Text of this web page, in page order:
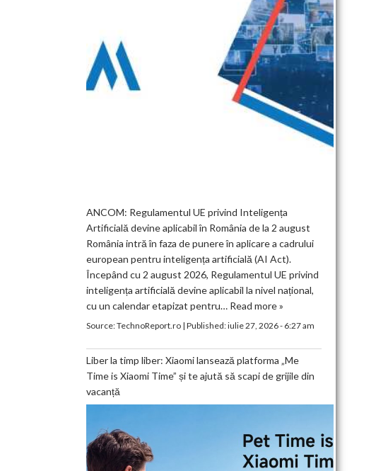
ANCOM: Regulamentul UE privind Inteligența
Artificială devine aplicabil în România de la 2 august
România intră în faza de punere în aplicare a cadrului
european pentru inteligența artificială (AI Act).
Începând cu 2 august 2026, Regulamentul UE privind
inteligența artificială devine aplicabil la nivel național,
cu un calendar etapizat pentru… Read more »
Source:TechnoReport.ro| Published:iulie 27, 2026 - 6:27 am
Liber la timp liber: Xiaomi lansează platforma „Me
Time is Xiaomi Time” și te ajută să scapi de grijile din
vacanță